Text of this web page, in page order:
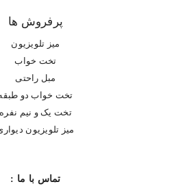
پرفروش ها
میز تلویزیون
تخت خواب
مبل راحتی
تخت خواب دو
تخت یک و نیم نفره
میز تلویزیون
تماس با ما :